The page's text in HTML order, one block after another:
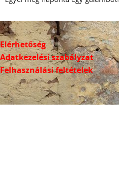
Elérhetőség
Adatkezelési szabályzat
Felhasználási feltételek